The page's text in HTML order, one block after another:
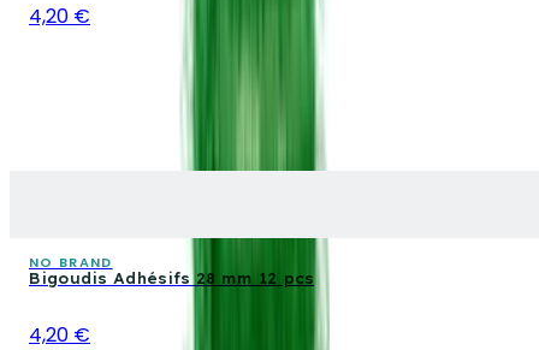
4,20 €
NO BRAND
Bigoudis Adhésifs 28 mm 12 pcs
4,20 €